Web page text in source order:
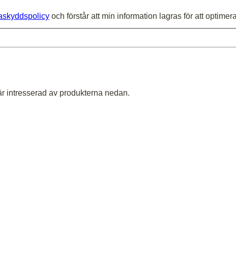
och förstår att min information lagras för att
intresserad av produkterna nedan.